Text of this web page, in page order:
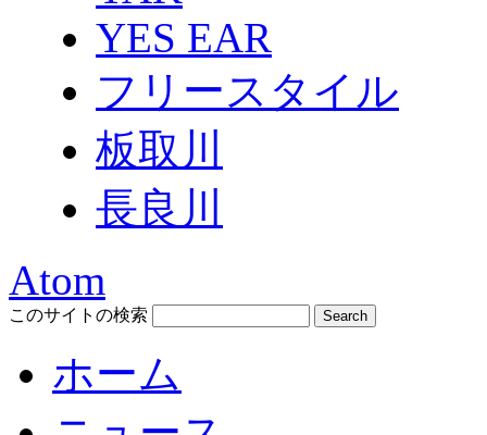
YES EAR
フリースタイル
板取川
長良川
Atom
このサイトの検索
ホーム